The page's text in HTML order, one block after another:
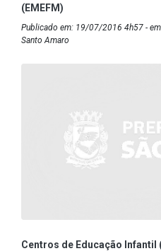
(EMEFM)
Publicado em: 19/07/2016 4h57 -
Santo Amaro
Centros de Educação Infantil